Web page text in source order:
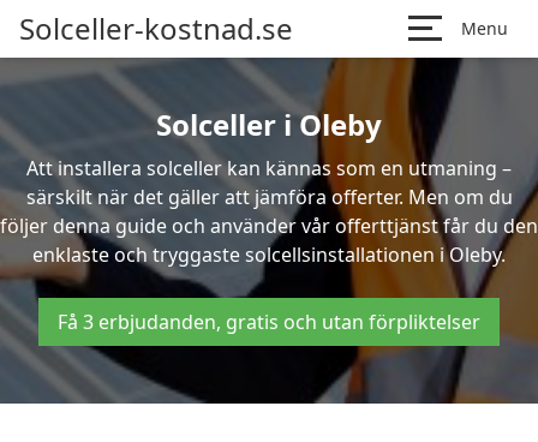
Solceller-kostnad.se Menu
Solceller i Oleby
Att installera solceller kan kännas som en utmaning –
särskilt när det gäller att jämföra offerter. Men om du
följer denna guide och använder vår offerttjänst får du den
enklaste och tryggaste solcellsinstallationen i Oleby.
Få 3 erbjudanden, gratis och utan förpliktelser